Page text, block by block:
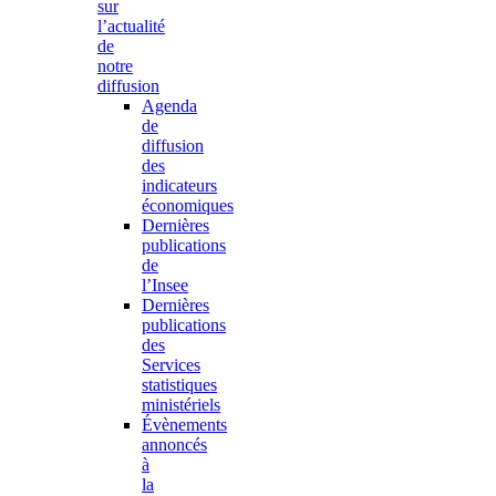
sur
l’actualité
de
notre
diffusion
Agenda
de
diffusion
des
indicateurs
économiques
Dernières
publications
de
l’Insee
Dernières
publications
des
Services
statistiques
ministériels
Évènements
annoncés
à
la